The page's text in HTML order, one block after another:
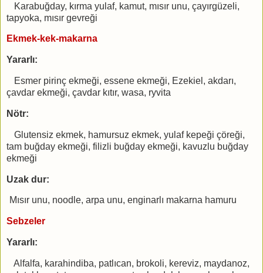
Karabuğday, kırma yulaf, kamut, mısır unu, çayırgüzeli,
tapyoka, mısır gevreği
Ekmek-kek-makarna
Yararlı:
Esmer pirinç ekmeği, essene ekmeği, Ezekiel, akdarı,
çavdar ekmeği, çavdar kıtır, wasa, ryvita
Nötr:
Glutensiz ekmek, hamursuz ekmek, yulaf kepeği çöreği,
tam buğday ekmeği, filizli buğday ekmeği, kavuzlu buğday
ekmeği
Uzak dur:
Mısır unu, noodle, arpa unu, enginarlı makarna hamuru
Sebzeler
Yararlı:
Alfalfa, karahindiba, patlıcan, brokoli, kereviz, maydanoz,